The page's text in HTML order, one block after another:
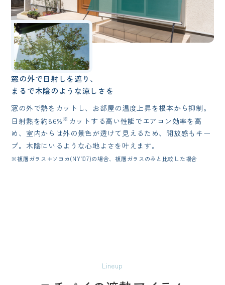
窓の外で日射しを遮り、
まるで木陰のような涼しさを
窓の外で熱をカットし、お部屋の温度上昇を根本から抑制。
日射熱を約86% ※ カットする高い性能でエアコン効率を高
め、室内からは外の景色が透けて見えるため、開放感もキー
プ。木陰にいるような心地よさを叶えます。
※複層ガラス＋ソヨカ(NY107)の場合、複層ガラスのみと比較した場合
Lineup